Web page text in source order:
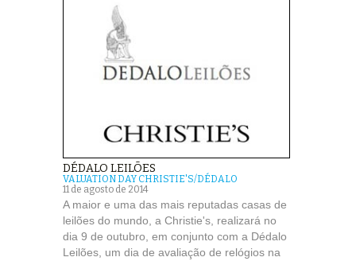
DÉDALO LEILÕES
VALUATION DAY CHRISTIE'S/DÉDALO
11 de agosto de 2014
A maior e uma das mais reputadas casas de
leilões do mundo, a Christie's, realizará no
dia 9 de outubro, em conjunto com a Dédalo
Leilões, um dia de avaliação de relógios na